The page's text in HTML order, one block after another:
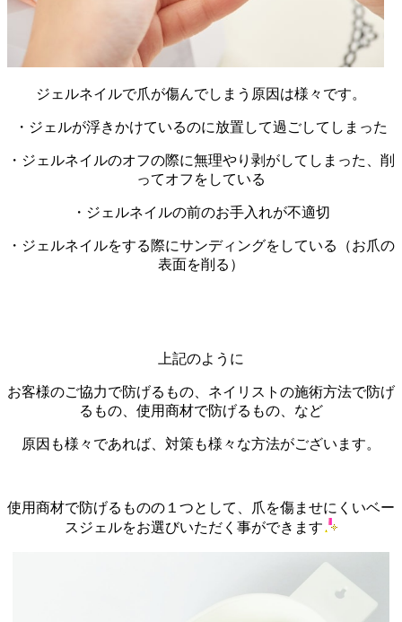
ジェルネイルで爪が傷んでしまう原因は様々です。
・ジェルが浮きかけているのに放置して過ごしてしまった
・ジェルネイルのオフの際に無理やり剥がしてしまった、削
ってオフをしている
・ジェルネイルの前のお手入れが不適切
・ジェルネイルをする際にサンディングをしている（お爪の
表面を削る）
上記のように
お客様のご協力で防げるもの、ネイリストの施術方法で防げ
るもの、使用商材で防げるもの、など
原因も様々であれば、対策も様々な方法がございます。
使用商材で防げるものの１つとして、爪を傷ませにくいベー
スジェルをお選びいただく事ができます